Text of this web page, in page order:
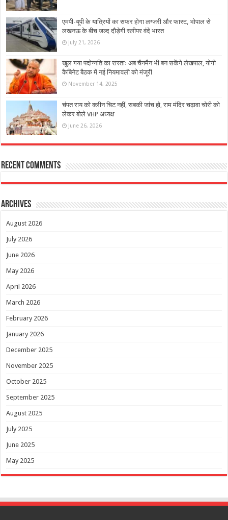
एमपी-यूपी के यात्रियों का सफर होगा लग्जरी और फास्ट, भोपाल से
लखनऊ के बीच जल्द दौड़ेगी स्लीपर वंदे भारत
July 21, 2026
खुल गया पदोन्नति का रास्ताः अब चैनमैन भी बन सकेंगे लेखपाल, योगी
कैबिनेट बैठक में नई नियमावली को मंजूरी
November 14, 2025
चंपत राय को क्लीन चिट नहीं, सबकी जांच हो, राम मंदिर चढ़ावा चोरी को
लेकर बोले VHP अध्यक्ष
June 26, 2026
Recent Comments
Archives
August 2026
July 2026
June 2026
May 2026
April 2026
March 2026
February 2026
January 2026
December 2025
November 2025
October 2025
September 2025
August 2025
July 2025
June 2025
May 2025